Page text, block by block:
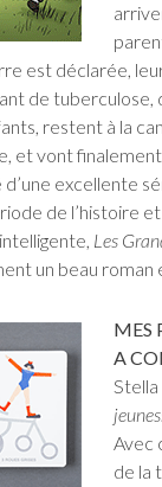
est déclarée,
de tuberculose,
restent à la
et vont
d’une excellente
de l’histoire
Les
un beau roman
MES
A
Stella
Avec
de la